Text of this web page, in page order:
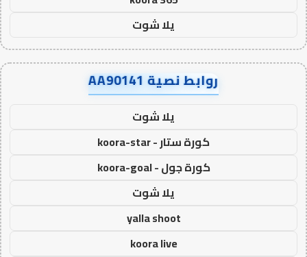
يلا شوت
روابط نصية AA90141
يلا شوت
كورة ستار - koora-star
كورة جول - koora-goal
يلا شوت
yalla shoot
koora live